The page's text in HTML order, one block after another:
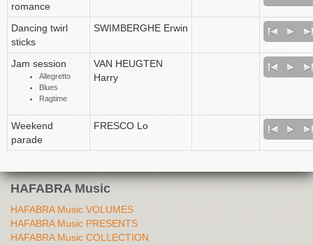
romance
Dancing twirl
sticks
SWIMBERGHE Erwin
Jam session
Allegretto
Blues
Ragtime
VAN HEUGTEN
Harry
Weekend
parade
FRESCO Lo
HAFABRA Music
HAFABRA Music VOLUMES
HAFABRA Music PRESENTS
HAFABRA Music COLLECTION